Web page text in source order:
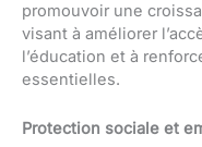
promouvoir une
visant à améliorer
l’éducation et à
essentielles.
Protection sociale et